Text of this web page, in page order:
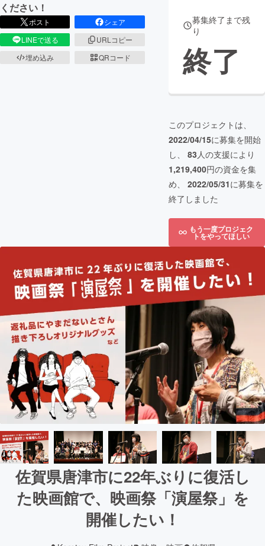
ください！
ポスト
シェア
LINEで送る
URLコピー
埋め込み
QRコード
募集終了まで残
り
終了
このプロジェクトは、
2022/04/15に募集を開始
し、 83人の支援により
1,219,400円の資金を集
め、 2022/05/31に募集を
終了しました
もう一度プロジェク
トをやってほしい
佐賀県唐津市に22年ぶりに復活し
た映画館で、映画祭「演屋祭」を
開催したい！